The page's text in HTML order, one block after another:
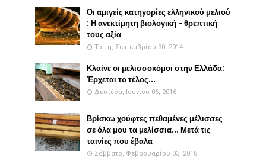
Οι αμιγείς κατηγορίες ελληνικού μελιού
: Η ανεκτίμητη βιολογική - θρεπτική
τους αξία
Τρίτη, Σεπτεμβρίου 30, 2014
Κλαίνε οι μελισσοκόμοι στην Ελλάδα:
Έρχεται το τέλος...
Δευτέρα, Ιουνίου 06, 2016
Βρίσκω χούφτες πεθαμένες μέλισσες
σε όλα μου τα μελίσσια... Μετά τις
ταινίες που έβαλα
Σάββατο, Φεβρουαρίου 03, 2018